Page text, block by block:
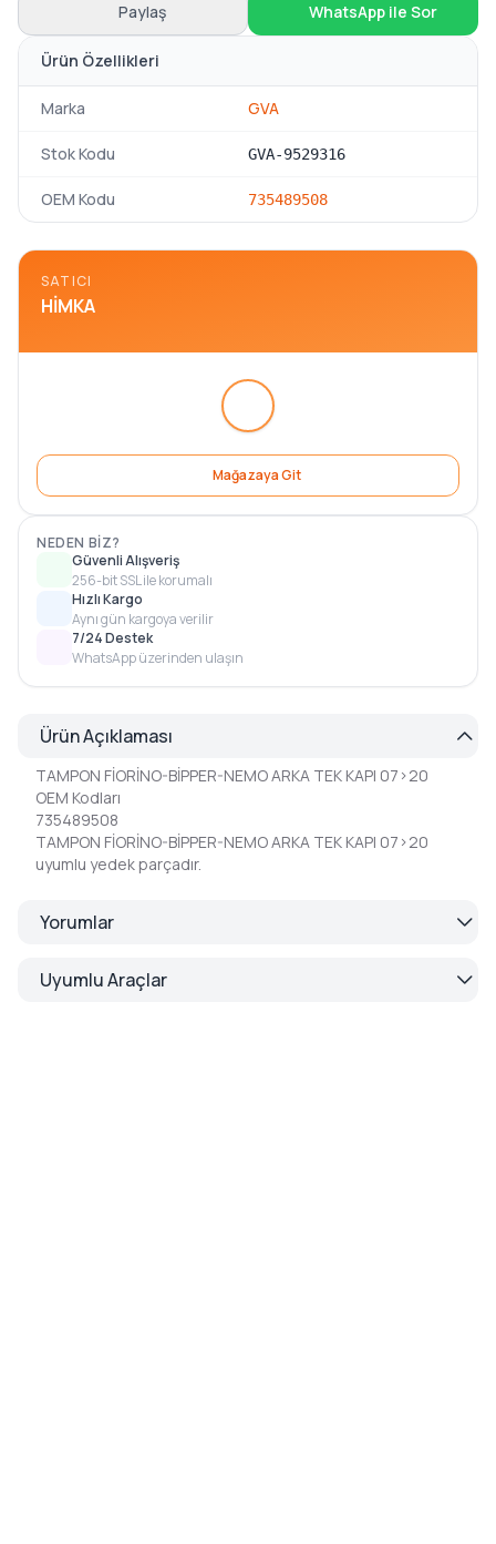
Paylaş WhatsApp ile Sor
Ürün Özellikleri
Marka GVA
Stok Kodu GVA-9529316
OEM Kodu 735489508
SATICI
HIMKA
Mağazaya Git
NEDEN BIZ?
Güvenli Alışveriş
256-bit SSL ile korumalı
Hızlı Kargo
Aynı gün kargoya verilir
7/24 Destek
WhatsApp üzerinden ulaşın
Ürün Açıklaması
TAMPON FİORİNO-BİPPER-NEMO ARKA TEK KAPI 07>20
OEM Kodları
735489508
TAMPON FİORİNO-BİPPER-NEMO ARKA TEK KAPI 07>20
uyumlu yedek parçadır.
Yorumlar
Uyumlu Araçlar